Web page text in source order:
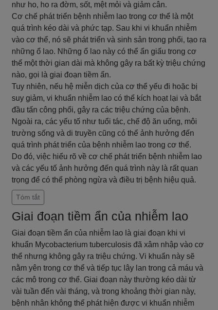
như ho, ho ra đờm, sốt, mệt mỏi và giảm cân.
Cơ chế phát triển bệnh nhiễm lao trong cơ thể là một
quá trình kéo dài và phức tạp. Sau khi vi khuẩn nhiễm
vào cơ thể, nó sẽ phát triển và sinh sản trong phổi, tạo ra
những ổ lao. Những ổ lao này có thể ẩn giấu trong cơ
thể một thời gian dài mà không gây ra bất kỳ triệu chứng
nào, gọi là giai đoạn tiềm ẩn.
Tuy nhiên, nếu hệ miễn dịch của cơ thể yếu đi hoặc bị
suy giảm, vi khuẩn nhiễm lao có thể kích hoạt lại và bắt
đầu tấn công phổi, gây ra các triệu chứng của bệnh.
Ngoài ra, các yếu tố như tuổi tác, chế độ ăn uống, môi
trường sống và di truyền cũng có thể ảnh hưởng đến
quá trình phát triển của bệnh nhiễm lao trong cơ thể.
Do đó, việc hiểu rõ về cơ chế phát triển bệnh nhiễm lao
và các yếu tố ảnh hưởng đến quá trình này là rất quan
trọng để có thể phòng ngừa và điều trị bệnh hiệu quả.
Tóm tắt
Giai đoạn tiềm ẩn của nhiễm lao
Giai đoạn tiềm ẩn của nhiễm lao là giai đoạn khi vi
khuẩn Mycobacterium tuberculosis đã xâm nhập vào cơ
thể nhưng không gây ra triệu chứng. Vi khuẩn này sẽ
nằm yên trong cơ thể và tiếp tục lây lan trong cả máu và
các mô trong cơ thể. Giai đoạn này thường kéo dài từ
vài tuần đến vài tháng, và trong khoảng thời gian này,
bệnh nhân không thể phát hiện được vi khuẩn nhiễm